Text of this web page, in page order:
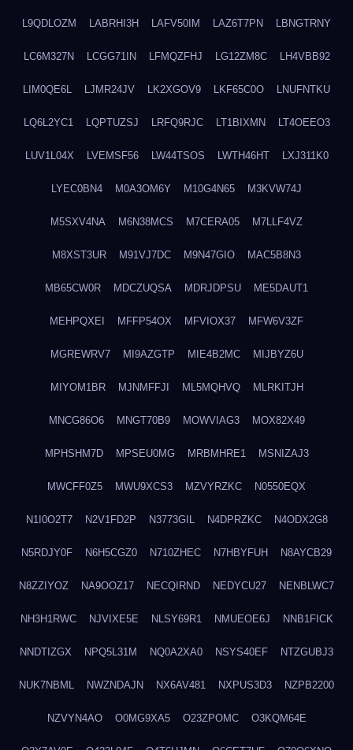
L9QDLOZM LABRHI3H LAFV50IM LAZ6T7PN LBNGTRNY
LC6M327N LCGG71IN LFMQZFHJ LG12ZM8C LH4VBB92
LIM0QE6L LJMR24JV LK2XGOV9 LKF65C0O LNUFNTKU
LQ6L2YC1 LQPTUZSJ LRFQ9RJC LT1BIXMN LT4OEEO3
LUV1L04X LVEMSF56 LW44TSOS LWTH46HT LXJ311K0
LYEC0BN4 M0A3OM6Y M10G4N65 M3KVW74J
M5SXV4NA M6N38MCS M7CERA05 M7LLF4VZ
M8XST3UR M91VJ7DC M9N47GIO MAC5B8N3
MB65CW0R MDCZUQSA MDRJDPSU ME5DAUT1
MEHPQXEI MFFP54OX MFVIOX37 MFW6V3ZF
MGREWRV7 MI9AZGTP MIE4B2MC MIJBYZ6U
MIYOM1BR MJNMFFJI ML5MQHVQ MLRKITJH
MNCG86O6 MNGT70B9 MOWVIAG3 MOX82X49
MPHSHM7D MPSEU0MG MRBMHRE1 MSNIZAJ3
MWCFF0Z5 MWU9XCS3 MZVYRZKC N0550EQX
N1I0O2T7 N2V1FD2P N3773GIL N4DPRZKC N4ODX2G8
N5RDJY0F N6H5CGZ0 N710ZHEC N7HBYFUH N8AYCB29
N8ZZIYOZ NA9OOZ17 NECQIRND NEDYCU27 NENBLWC7
NH3H1RWC NJVIXE5E NLSY69R1 NMUEOE6J NNB1FICK
NNDTIZGX NPQ5L31M NQ0A2XA0 NSYS40EF NTZGUBJ3
NUK7NBML NWZNDAJN NX6AV481 NXPUS3D3 NZPB2200
NZVYN4AO O0MG9XA5 O23ZPOMC O3KQM64E